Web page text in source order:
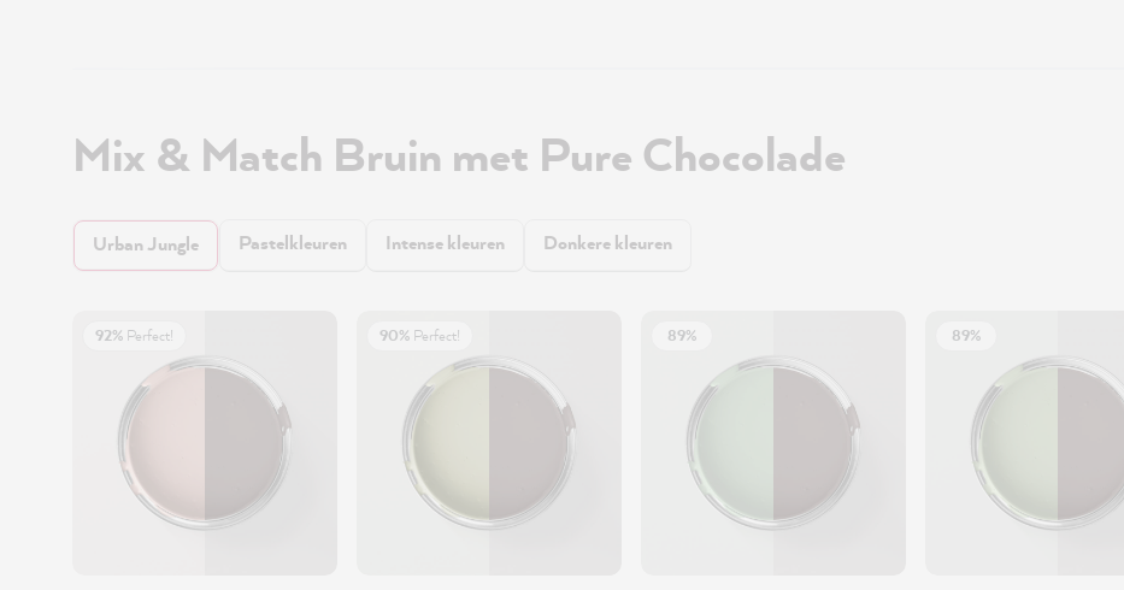
Mix & Match Bruin met Pure Chocolade
Urban Jungle Pastelkleuren Intense kleuren Donkere kleuren
92% Perfect! 90% Perfect! 89% 89%